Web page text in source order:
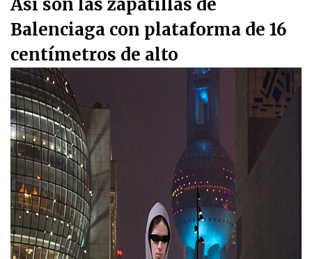
Así son las zapatillas de
Balenciaga con plataforma de 16
centímetros de alto